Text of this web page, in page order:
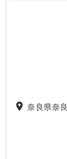
place 奈良県奈